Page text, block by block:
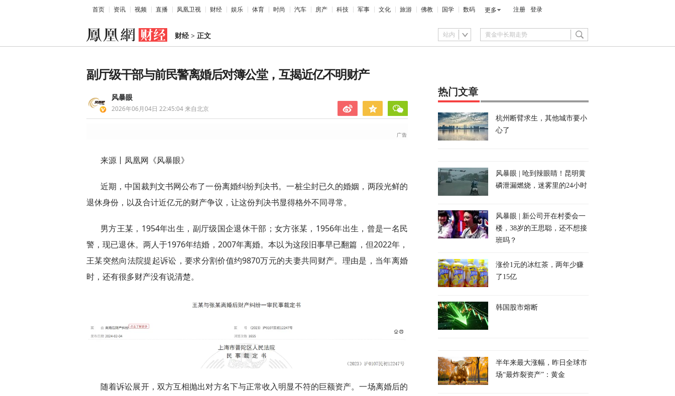
首页 资讯 视频 直播 凤凰卫视 财经 娱乐 体育 时尚 汽车 房产 科技 军事 文化 旅游 佛教 国学 数码 更多 注册 登录
财经> 正文 站内
副厅级干部与前民警离婚后对簿公堂，互揭近亿不明财产
风暴眼
2026年06月04日 22:45:04来自北京
来源丨凤凰网《风暴眼》
近期，中国裁判文书网公布了一份离婚纠纷判决书。一桩尘封已久的婚姻，两段光鲜的
退休身份，以及合计近亿元的财产争议，让这份判决书显得格外不同寻常。
男方王某，1954年出生，副厅级国企退休干部；女方张某，1956年出生，曾是一名民
警，现已退休。两人于1976年结婚，2007年离婚。本以为这段旧事早已翻篇，但2022年，
王某突然向法院提起诉讼，要求分割价值约9870万元的夫妻共同财产。理由是，当年离婚
时，还有很多财产没有说清楚。
随着诉讼展开，双方互相抛出对方名下与正常收入明显不符的巨额资产。一场离婚后的
热门文章
杭州断臂求生，其他城市要小
心了
风暴眼 | 呛到辣眼睛！昆明黄
磷泄漏燃烧，迷雾里的24小时
风暴眼 | 新公司开在村委会一
楼，38岁的王思聪，还不想接
班吗？
涨价1元的冰红茶，两年少赚
了15亿
韩国股市熔断
半年来最大涨幅，昨日全球市
场“最炸裂资产”：黄金